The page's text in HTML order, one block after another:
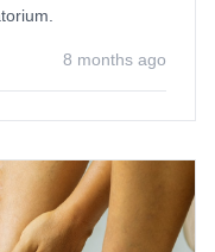
8 months ago